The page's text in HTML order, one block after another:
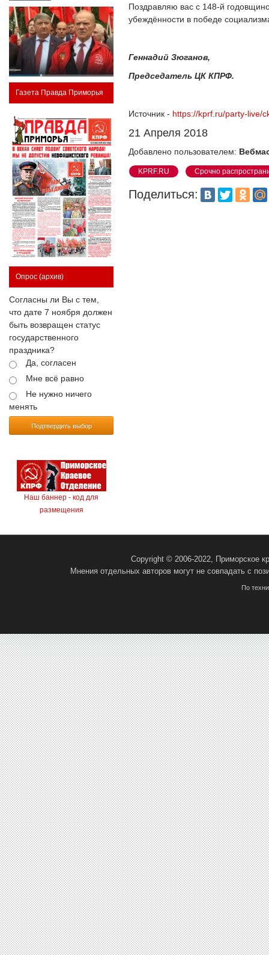
Газета Правда Приморья
Опрос (архив)
Согласны ли Вы с тем,
что дате 7 ноября должен
быть возвращен статус
государственного
праздника?
Да, согласен
Мне всё равно
Не нужно ничего
менять
Подтвердить выбор
Наш баннер - код для
размещения
Поздравляю вас с 148-й
убеждённости в победе
Геннадий Зюганов,
Председатель ЦК КПРФ.
Источник - https://kprf.ru/party-live/
21 Апреля 2018
Добавлено пользователем:
KPRF.RU Срочно
Поделиться:
Copyright © 2006-2022, Приморское
Мнения отдельных авторов могут не совпадать с
По